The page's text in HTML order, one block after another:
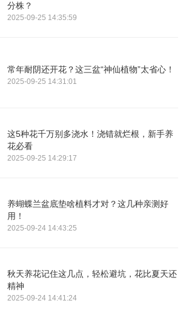
分株？
2025-09-25 14:35:59
常年耐阴还开花？这三盆“神仙植物”太省心！
2025-09-25 14:31:01
这5种花千万别多浇水！浇错就烂根，新手养
花必看
2025-09-25 14:29:17
养蝴蝶兰盆底垫啥植料才对？这几种亲测好
用！
2025-09-24 14:43:25
秋天养花记住这几点，轻松避坑，花比夏天还
精神
2025-09-24 14:41:24